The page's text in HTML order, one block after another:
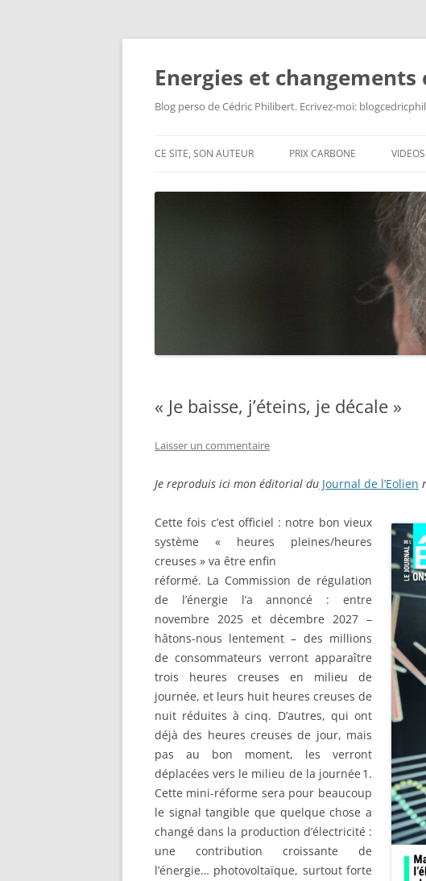
Aller
Energies et
Blog perso de Cédric Philibert. Ecrivez-moi:
CE SITE, SON AUTEUR PRIX CARBONE
« Je baisse, j’éteins, je décale »
Laisser un commentaire
Je reproduis ici mon éditorial du Journal de l’Eolien
Cette fois c’est officiel : notre bon vieux
système « heures pleines/heures
creuses » va être enfin
réformé. La Commission de régulation
de l’énergie l’a annoncé : entre
novembre 2025 et décembre 2027 –
hâtons-nous lentement – des millions
de consommateurs verront apparaître
trois heures creuses en milieu de
journée, et leurs huit heures creuses de
nuit réduites à cinq. D’autres, qui ont
déjà des heures creuses de jour, mais
pas au bon moment, les verront
déplacées vers le milieu de la journée 1.
Cette mini-réforme sera pour beaucoup
le signal tangible que quelque chose a
changé dans la production d’électricité :
une contribution croissante de
l’énergie… photovoltaïque, surtout forte